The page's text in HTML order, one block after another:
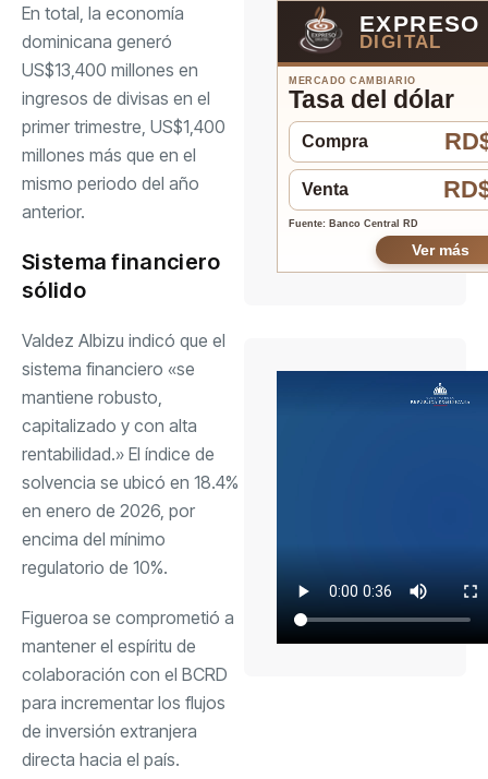
En total, la economía
dominicana generó
US$13,400 millones en
ingresos de divisas en el
primer trimestre, US$1,400
millones más que en el
mismo periodo del año
anterior.
Sistema financiero
sólido
Valdez Albizu indicó que el
sistema financiero «se
mantiene robusto,
capitalizado y con alta
rentabilidad.» El índice de
solvencia se ubicó en 18.4%
en enero de 2026, por
encima del mínimo
regulatorio de 10%.
Figueroa se comprometió a
mantener el espíritu de
colaboración con el BCRD
para incrementar los flujos
de inversión extranjera
directa hacia el país.
EXPRESO
DIGITAL
MERCADO CAMBIARIO
Tasa del dólar
Compra
Venta
Fuente: Banco Central RD
Ver más